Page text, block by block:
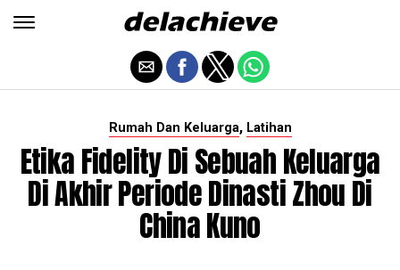
Rumah Dan Keluarga, Latihan
Etika Fidelity Di Sebuah Keluarga
Di Akhir Periode Dinasti Zhou Di
China Kuno